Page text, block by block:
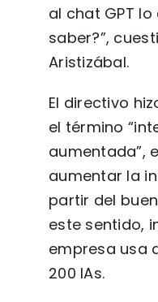
al chat GPT
saber?”,
Aristizábal.
El directivo
el término
aumentada”,
aumentar la
partir del buen
este sentido,
empresa usa
200 IAs.